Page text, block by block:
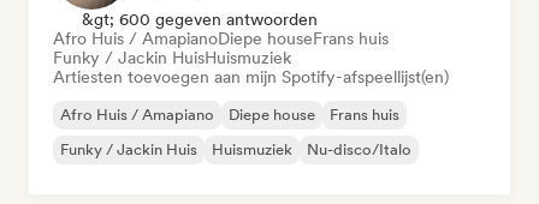
&gt; 600 gegeven antwoorden
Afro Huis / AmapianoDiepe houseFrans huis
Funky / Jackin HuisHuismuziek
Artiesten toevoegen aan mijn Spotify-afspeellijst(en)
Afro Huis / Amapiano Diepe house
Frans huis
Funky / Jackin Huis
Huismuziek Nu-disco/Italo